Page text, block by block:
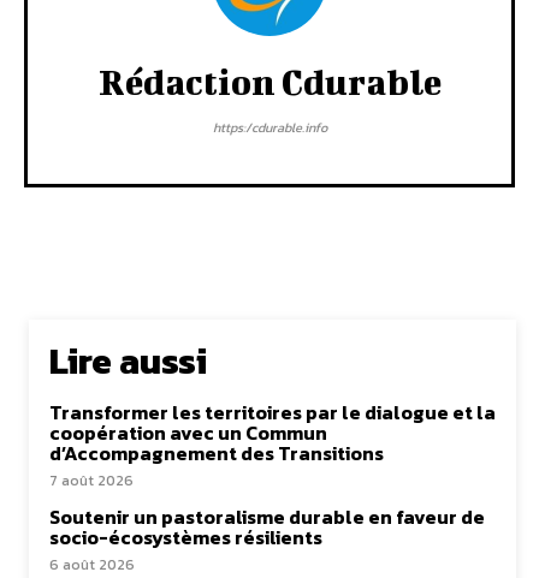
Rédaction Cdurable
https:/cdurable.info
Lire aussi
Transformer les territoires par le dialogue et la
coopération avec un Commun
d’Accompagnement des Transitions
7 août 2026
Soutenir un pastoralisme durable en faveur de
socio-écosystèmes résilients
6 août 2026